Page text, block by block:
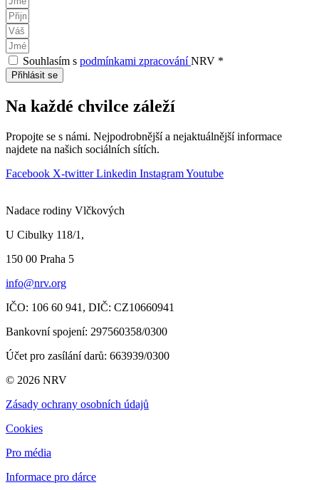
Souhlasím s podmínkami zpracováníNRV *
Přihlásit se
Na každé chvilce záleží
Propojte se s námi. Nejpodrobnější a nejaktuálnější informace
najdete na našich sociálních sítích.
Facebook X-twitter Linkedin InstagramYoutube
Nadace rodiny Vlčkových
U Cibulky 118/1,
150 00 Praha 5
info@nrv.org
IČO: 106 60 941, DIČ: CZ10660941
Bankovní spojení: 297560358/0300
Účet pro zasílání darů: 663939/0300
© 2026 NRV
Zásady ochrany osobních údajů
Cookies
Pro média
Informace pro dárce